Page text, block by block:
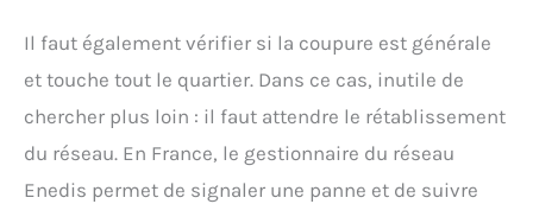
Il faut également vérifier si la coupure est générale
et touche tout le quartier. Dans ce cas, inutile de
chercher plus loin : il faut attendre le rétablissement
du réseau. En France, le gestionnaire du réseau
Enedis permet de signaler une panne et de suivre